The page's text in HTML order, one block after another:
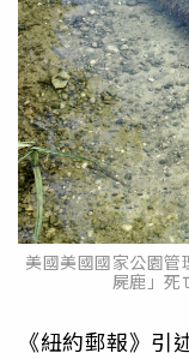
美國美國國家公園
屍鹿」死
《紐約郵報》引